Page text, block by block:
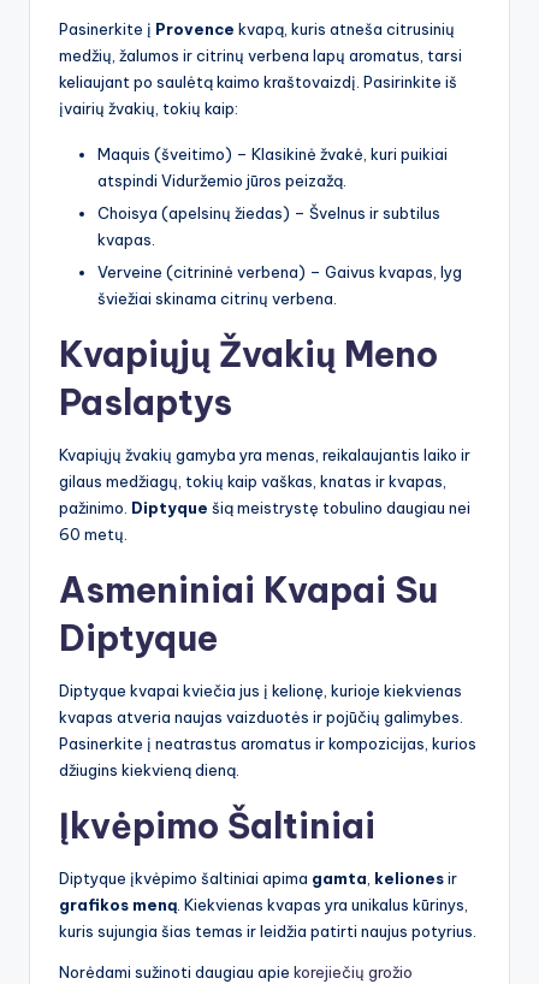
Pasinerkite į Provence kvapą, kuris atneša citrusinių
medžių, žalumos ir citrinų verbena lapų aromatus, tarsi
keliaujant po saulėtą kaimo kraštovaizdį. Pasirinkite iš
įvairių žvakių, tokių kaip:
Maquis (šveitimo) – Klasikinė žvakė, kuri puikiai
atspindi Viduržemio jūros peizažą.
Choisya (apelsinų žiedas) – Švelnus ir subtilus
kvapas.
Verveine (citrininė verbena) – Gaivus kvapas, lyg
šviežiai skinama citrinų verbena.
Kvapiųjų Žvakių Meno
Paslaptys
Kvapiųjų žvakių gamyba yra menas, reikalaujantis laiko ir
gilaus medžiagų, tokių kaip vaškas, knatas ir kvapas,
pažinimo. Diptyque šią meistrystę tobulino daugiau nei
60 metų.
Asmeniniai Kvapai Su
Diptyque
Diptyque kvapai kviečia jus į kelionę, kurioje kiekvienas
kvapas atveria naujas vaizduotės ir pojūčių galimybes.
Pasinerkite į neatrastus aromatus ir kompozicijas, kurios
džiugins kiekvieną dieną.
Įkvėpimo Šaltiniai
Diptyque įkvėpimo šaltiniai apima gamta kelionesir
grafikos meną . Kiekvienas kvapas yra unikalus kūrinys,
kuris sujungia šias temas ir leidžia patirti naujus potyrius.
Norėdami sužinoti daugiau apie korejiečių grožio